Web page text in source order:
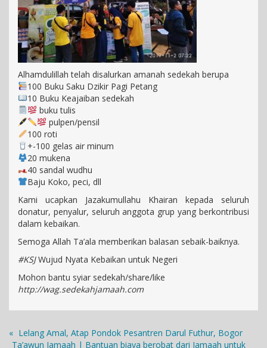
Alhamdulillah telah disalurkan amanah sedekah berupa
100 Buku Saku Dzikir Pagi Petang
10 Buku Keajaiban sedekah
buku tulis
pulpen/pensil
100 roti
+-100 gelas air minum
20 mukena
40 sandal wudhu
Baju Koko, peci, dll
Kami ucapkan Jazakumullahu Khairan kepada seluruh
donatur, penyalur, seluruh anggota grup yang berkontribusi
dalam kebaikan.
Semoga Allah Ta’ala memberikan balasan sebaik-baiknya.
#KSJWujud Nyata Kebaikan untuk Negeri
Mohon bantu syiar sedekah/share/like
http://wag.sedekahjamaah.com
« Lelang Amal, Atap Pondok Pesantren Darul Futhur, Bogor
Ta’awun Jamaah | Bantuan biaya berobat dari Jamaah untuk